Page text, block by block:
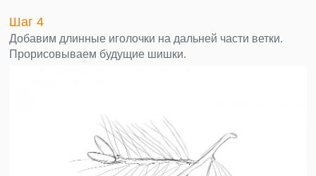
Шаг 4
Добавим длинные иголочки на дальней части ветки.
Прорисовываем будущие шишки.